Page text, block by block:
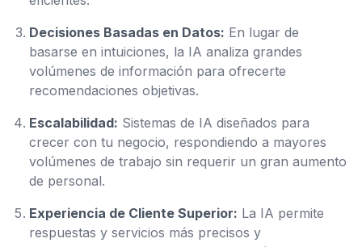
Decisiones Basadas en Datos: En lugar de
basarse en intuiciones, la IA analiza grandes
volúmenes de información para ofrecerte
recomendaciones objetivas.
Escalabilidad: Sistemas de IA diseñados para
crecer con tu negocio, respondiendo a mayores
volúmenes de trabajo sin requerir un gran aumento
de personal.
Experiencia de Cliente Superior: La IA permite
respuestas y servicios más precisos y